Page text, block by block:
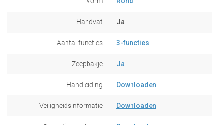
Handvat Ja
Aantal functies 3-functies
Zeepbakje Ja
Handleiding Downloaden
Veiligheidsinformatie Downloaden